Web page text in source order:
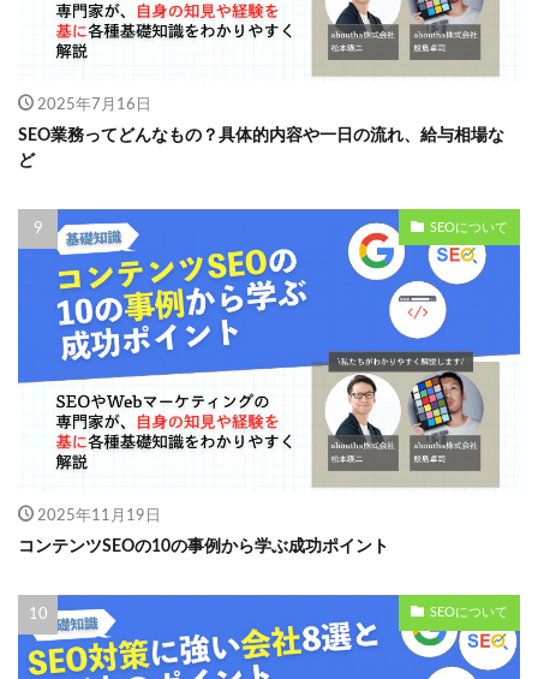
2025年7月16日
SEO業務ってどんなもの？具体的内容や一日の流れ、給与相場な
ど
SEOについて
2025年11月19日
コンテンツSEOの10の事例から学ぶ成功ポイント
SEOについて